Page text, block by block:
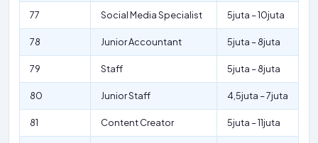
77 Social Media Specialist 5juta – 10juta
78 Junior Accountant 5juta – 8juta
79 Staff 5juta – 8juta
80 Junior Staff 4,5juta – 7juta
81 Content Creator 5juta – 11juta